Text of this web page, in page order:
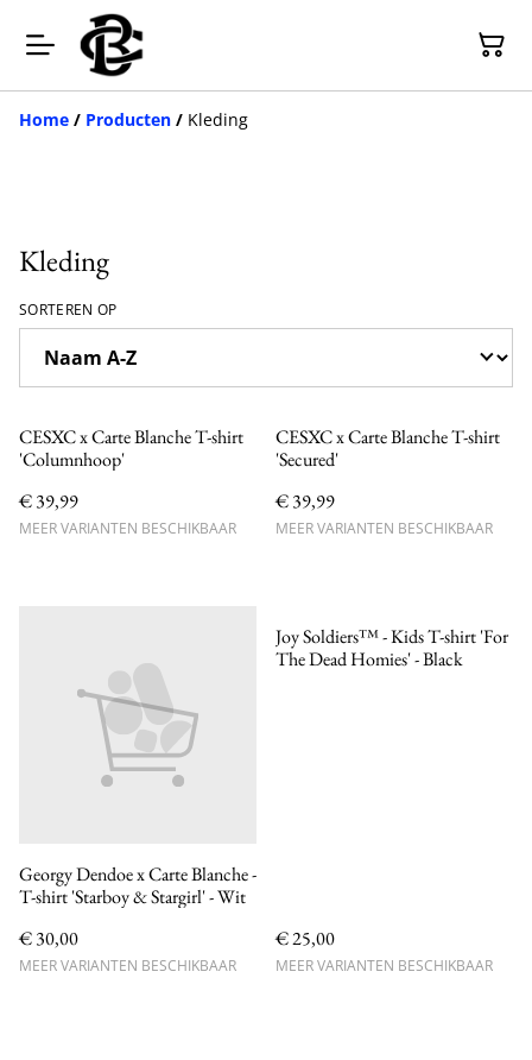
Home / Producten / Kleding
Kleding
SORTEREN OP
CESXC x Carte Blanche T-shirt
'Columnhoop'
€ 39,99
MEER VARIANTEN BESCHIKBAAR
CESXC x Carte Blanche T-shirt
'Secured'
€ 39,99
MEER VARIANTEN BESCHIKBAAR
Georgy Dendoe x Carte Blanche -
T-shirt 'Starboy & Stargirl' - Wit
€ 30,00
MEER VARIANTEN BESCHIKBAAR
Joy Soldiers™ - Kids T-shirt 'For
The Dead Homies' - Black
€ 25,00
MEER VARIANTEN BESCHIKBAAR